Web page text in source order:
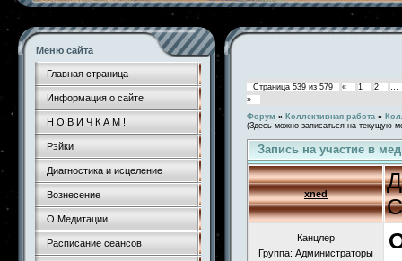
Меню сайта
Главная страница
Информация о сайте
Н О В И Ч К А М !
Рэйки
Диагностика и исцеление
Вознесение
О Медитации
Расписание сеансов
Страница 539 из 579 « 1 2
…
»
Форум » Коллективная работа »
(Здесь можно записаться на текущую
Запись на участие в
xned
Канцлер
Группа: Администраторы